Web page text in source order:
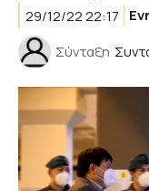
29/12/22 22:17
Σύνταξη